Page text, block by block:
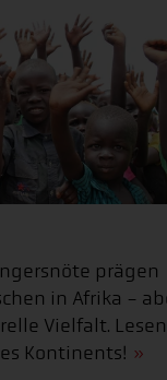
prägen
in Afrika -
Vielfalt. Lesen
Kontinents!